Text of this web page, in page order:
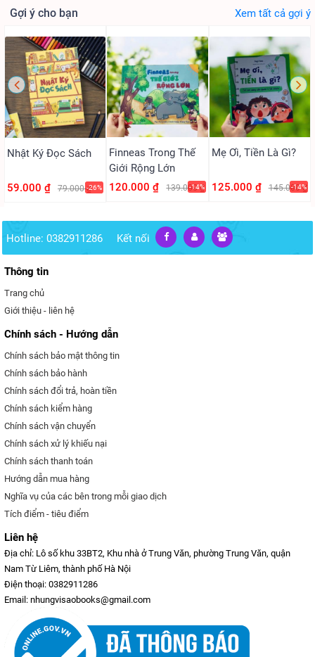
Gợi ý cho bạn Xem tất cả gợi ý
Nhật Ký Đọc Sách
59.000 ₫ 79.000 ₫-26%
Finneas Trong Thế
Giới Rộng Lớn
120.000 ₫
139.000 ₫
-14%
Mẹ Ơi, Tiền Là Gì?
125.000 ₫ 145.000 ₫
-14%
Hotline: 0382911286 Kết nối
Thông tin
Trang chủ
Giới thiệu - liên hệ
Chính sách - Hướng dẫn
Chính sách bảo mật thông tin
Chính sách bảo hành
Chính sách đổi trả, hoàn tiền
Chính sách kiểm hàng
Chính sách vận chuyển
Chính sách xử lý khiếu nại
Chính sách thanh toán
Hướng dẫn mua hàng
Nghĩa vụ của các bên trong mỗi giao dịch
Tích điểm - tiêu điểm
Liên hệ
Địa chỉ: Lô số khu 33BT2, Khu nhà ở Trung Văn, phường Trung Văn, quận
Nam Từ Liêm, thành phố Hà Nội
Điện thoại: 0382911286
Email: nhungvisaobooks@gmail.com